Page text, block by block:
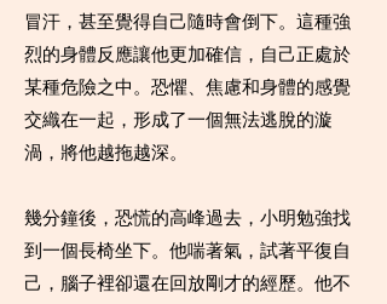
冒汗，甚至覺得自己隨時會倒下。這種強
烈的身體反應讓他更加確信，自己正處於
某種危險之中。恐懼、焦慮和身體的感覺
交織在一起，形成了一個無法逃脫的漩
渦，將他越拖越深。
幾分鐘後，恐慌的高峰過去，小明勉強找
到一個長椅坐下。他喘著氣，試著平復自
己，腦子裡卻還在回放剛才的經歷。他不